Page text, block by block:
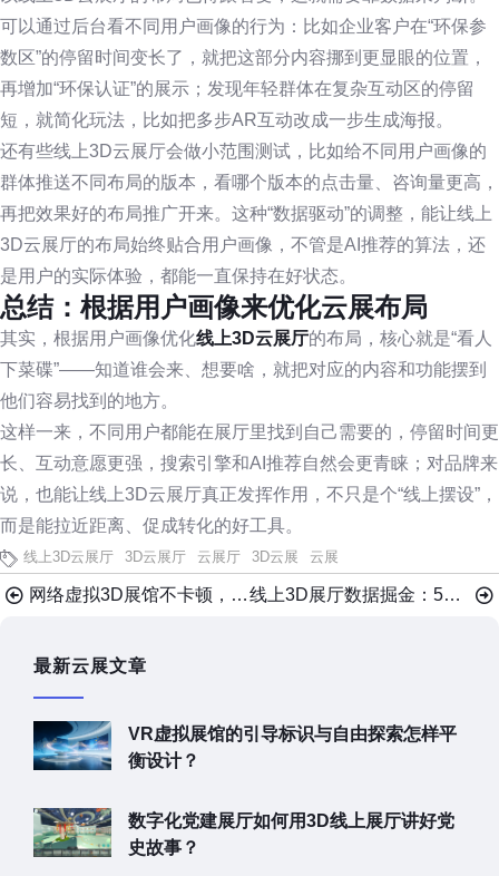
可以通过后台看不同用户画像的行为：比如企业客户在“环保参
数区”的停留时间变长了，就把这部分内容挪到更显眼的位置，
再增加“环保认证”的展示；发现年轻群体在复杂互动区的停留
短，就简化玩法，比如把多步AR互动改成一步生成海报。
还有些线上3D云展厅会做小范围测试，比如给不同用户画像的
群体推送不同布局的版本，看哪个版本的点击量、咨询量更高，
再把效果好的布局推广开来。这种“数据驱动”的调整，能让线上
3D云展厅的布局始终贴合用户画像，不管是AI推荐的算法，还
是用户的实际体验，都能一直保持在好状态。
总结：根据用户画像来优化云展布局
其实，根据用户画像优化线上3D云展厅的布局，核心就是“看人
下菜碟”——知道谁会来、想要啥，就把对应的内容和功能摆到
他们容易找到的地方。
这样一来，不同用户都能在展厅里找到自己需要的，停留时间更
长、互动意愿更强，搜索引擎和AI推荐自然会更青睐；对品牌来
说，也能让线上3D云展厅真正发挥作用，不只是个“线上摆设”，
而是能拉近距离、促成转化的好工具。
线上3D云展厅 3D云展厅 云展厅 3D云展 云展
网络虚拟3D展馆不卡顿，这三大技术是最关键！ 线上3D展厅数据掘金：5步转化展品反馈为销量
最新云展文章
VR虚拟展馆的引导标识与自由探索怎样平
衡设计？
数字化党建展厅如何用3D线上展厅讲好党
史故事？